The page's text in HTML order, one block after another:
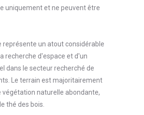
uniquement et ne peuvent être
représente un atout considérable
recherche d'espace et d'un
dans le secteur recherché de
Le terrain est majoritairement
végétation naturelle abondante,
thé des bois.